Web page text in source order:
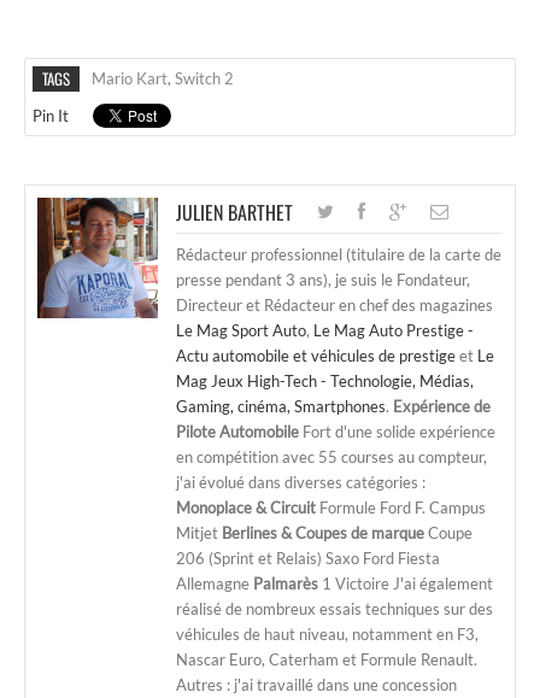
TAGS Mario Kart, Switch 2
Pin It
JULIEN BARTHET
Rédacteur professionnel (titulaire de la carte de
presse pendant 3 ans), je suis le Fondateur,
Directeur et Rédacteur en chef des magazines
Le Mag Sport Auto, Le Mag Auto Prestige -
Actu automobile et véhicules de prestigeet Le
Mag Jeux High-Tech - Technologie, Médias,
Gaming, cinéma, Smartphones. Expérience de
Pilote Automobile Fort d'une solide expérience
en compétition avec 55 courses au compteur,
j'ai évolué dans diverses catégories :
Monoplace & Circuit Formule Ford F. Campus
Mitjet Berlines & Coupes de marqueCoupe
206 (Sprint et Relais) Saxo Ford Fiesta
Allemagne Palmarès 1 Victoire J'ai également
réalisé de nombreux essais techniques sur des
véhicules de haut niveau, notamment en F3,
Nascar Euro, Caterham et Formule Renault.
Autres : j'ai travaillé dans une concession